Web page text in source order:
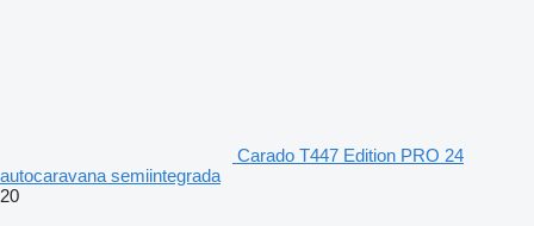
Carado T447 Edition PRO 24
autocaravana semiintegrada
20